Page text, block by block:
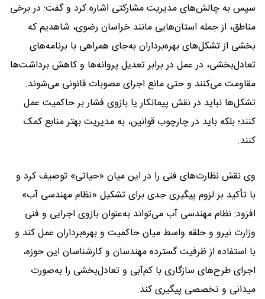
سپس به چالش‌های مدیریت مشارکتی اشاره کرد و گفت: در برخی
مناطق، از جمله استان‌هایی مانند خراسان رضوی، شاهدیم که
بخشی از تشکل‌های بهره‌برداران به‌جای همراهی با برنامه‌های
تعادل‌بخشی، در عمل در برابر تعدیل پروانه‌ها و کاهش برداشت‌ها
مقاومت می‌کنند و حتی مانع اجرای مصوبات قانونی می‌شوند.
تشکل‌ها نباید در نقش پیمانکار یا بازوی فشار بر حاکمیت عمل
کنند؛ بلکه باید در چارچوب قوانین، به مدیریت بهتر منابع کمک
کنند.
وی نقش نظارت‌های فنی را در این میان «حیاتی» توصیف کرد و
با تأکید بر لزوم پیگیری جدی برای تشکیل «نظام مهندسی آب»
افزود: نظام مهندسی آب می‌تواند به‌عنوان بازوی اجرایی و فنی
وزارت نیرو و حلقه واسط میان حاکمیت و بهره‌برداران عمل کند و
با استفاده از ظرفیت گسترده مهندسان و کارشناسان این حوزه،
اجرای طرح‌های سازگاری با کم‌آبی و تعادل‌بخشی را به‌صورت
میدانی و تخصصی پیگیری کند.